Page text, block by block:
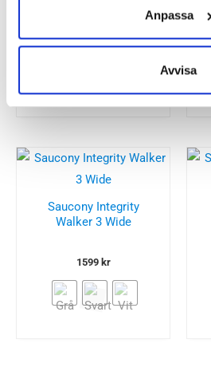
Anpassa
Avvisa
ALFA Stokka Advance
GTX Dam
1999kr
Saucony Integrity
Walker 3 Wide
1599 kr